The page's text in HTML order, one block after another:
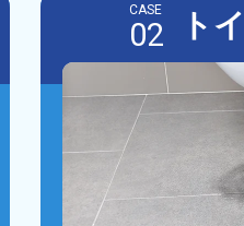
CASE
02 ト